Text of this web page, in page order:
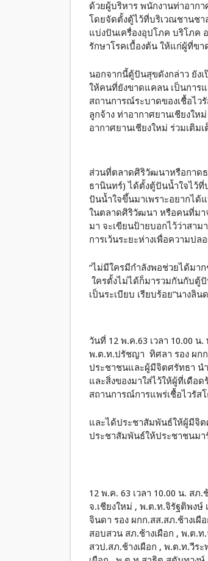
ด้วยผู้บริหาร พนักงานท่าอากา
โดยจัดตั้งตู้ไว้ที่บริเวณชานชา
แบ่งปันเครื่องอุปโภค บริโภค
รักษาโรคเบื้องต้น ให้แก่ผู้ที่ข
นอกจากนี้ตู้ปันสุขดังกล่าว ยัง
ให้คนที่ยังขาดแคลน เป็นการ
สถานการณ์ระบาดของเชื้อไว
ลูกจ้าง ท่าอากาศยานเชียงใ
อากาศยานเชียงใหม่ ร่วมเติม
ส่วนที่ตลาดศิริวัฒนาหรือกาด
ธานินทร์) ได้ตั้งตู้ปันน้ำใจไว้
ปันน้ำใจขึ้นมาเพราะอยากได้
ในตลาดศิริวัฒนา หรือคนที่มา
มา จะเขียนป้ายบอกไว้ว่าสาม
การเว้นระยะห่างเพื่อความปล
“ไม่มีใครมีกำลังพอช่วยได้มา
ใครตั้งไม่ได้ก็มารวมกันกับตู้
เป็นระเบียบ เรียบร้อย”นางลิน
วันที่ 12 พ.ค.63 เวลา 10.00
พ.ต.ท.ปรัชญา ทิศลา รอง ผก
ประชาชนและผู้มีจิตศรัทธา น
และสิ่งของมาใส่ไว้ให้ผู้ที่เดือ
สถานการณ์การแพร่เชื้อไวรัส
และได้ประชาสัมพันธ์ให้ผู้มีจิต
ประชาสัมพันธ์ให้ประชาชนมา
12 พ.ค. 63 เวลา 10.00 น. ส
จ.เชียงใหม่ , พ.ต.ท.จิรัฐติพงษ์
จินดา รอง ผกก.สส.สภ.ช้างเ
สอบสวน สภ.ช้างเผือก , พ.ต.ท
สวป.สภ.ช้างเผือก , พ.ต.ท.วีร